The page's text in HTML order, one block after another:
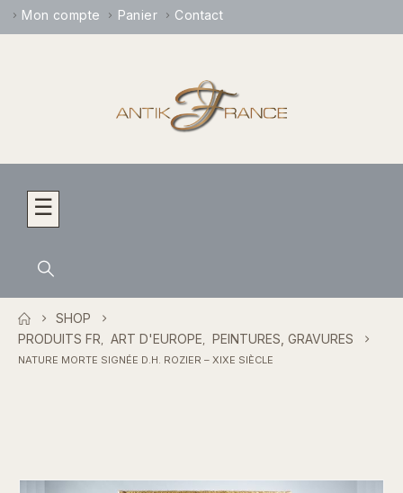
Mon compte Panier Contact
☰
SHOP
PRODUITS FR, ART D'EUROPE, PEINTURES, GRAVURES
NATURE MORTE SIGNÉE D.Н. ROZIER – XIXE SIÈCLE